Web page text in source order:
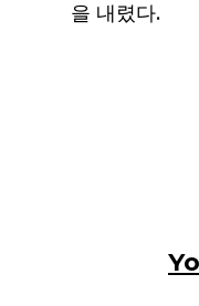
을 내렸다.